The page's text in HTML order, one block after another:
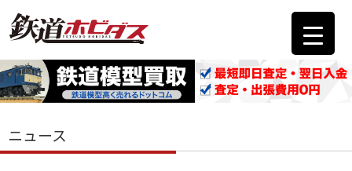
ニュース